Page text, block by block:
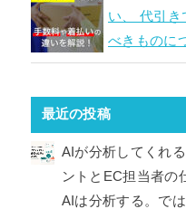
い、 代引き
べきものに
最近の投稿
AIが分析してくれ
ントとEC担当者の
AIは分析する。で